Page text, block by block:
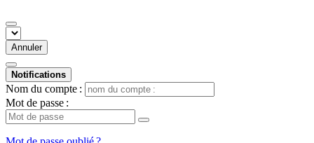
Annuler
Notifications
Nom du compte :
Mot de passe :